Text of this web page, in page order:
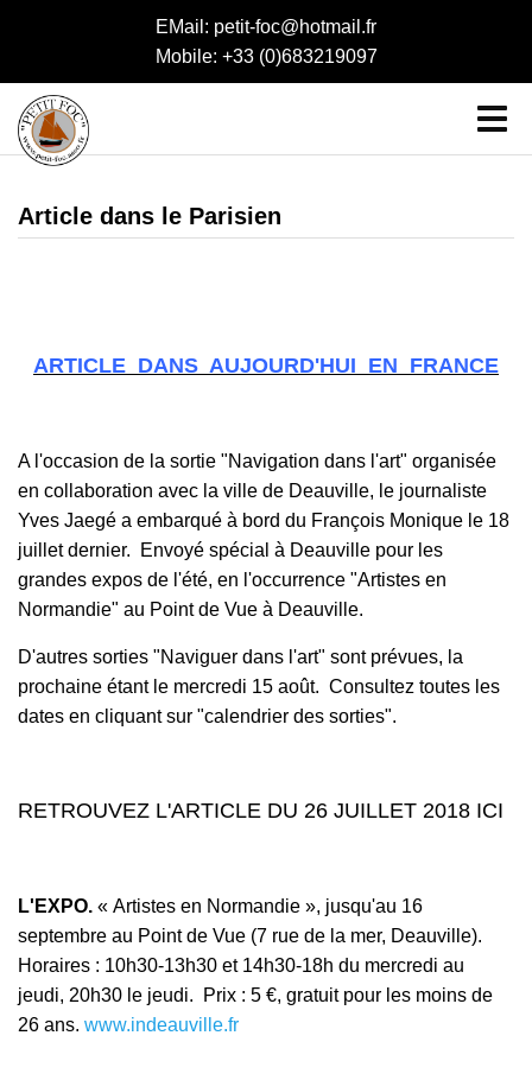
EMail: petit-foc@hotmail.fr
Mobile: +33 (0)683219097
Article dans le Parisien
ARTICLE DANS AUJOURD'HUI EN FRANCE
A l'occasion de la sortie "Navigation dans l'art" organisée
en collaboration avec la ville de Deauville, le journaliste
Yves Jaegé a embarqué à bord du François Monique le 18
juillet dernier. Envoyé spécial à Deauville pour les
grandes expos de l'été, en l'occurrence "Artistes en
Normandie" au Point de Vue à Deauville.
D'autres sorties "Naviguer dans l'art" sont prévues, la
prochaine étant le mercredi 15 août. Consultez toutes les
dates en cliquant sur "calendrier des sorties".
RETROUVEZ L'ARTICLE DU 26 JUILLET 2018 ICI
L'EXPO. « Artistes en Normandie », jusqu'au 16
septembre au Point de Vue (7 rue de la mer, Deauville).
Horaires : 10h30-13h30 et 14h30-18h du mercredi au
jeudi, 20h30 le jeudi. Prix : 5 €, gratuit pour les moins de
26 ans. www.indeauville.fr